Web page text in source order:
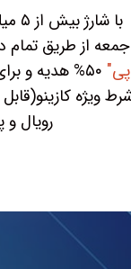
با
جمعه از طریق تمام
پی"
رویال